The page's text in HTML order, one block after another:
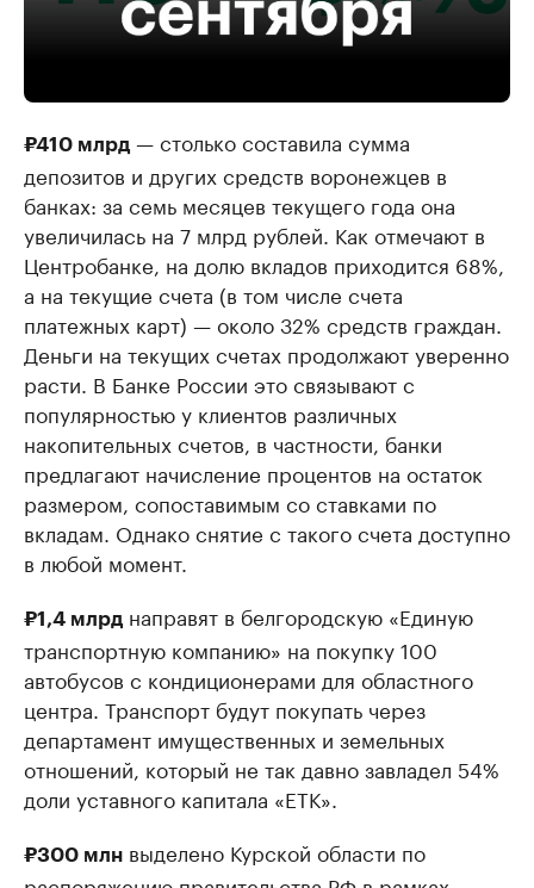
₽410 млрд — столько составила сумма
депозитов и других средств воронежцев в
банках: за семь месяцев текущего года она
увеличилась на 7 млрд рублей. Как отмечают в
Центробанке, на долю вкладов приходится 68%,
а на текущие счета (в том числе счета
платежных карт) — около 32% средств граждан.
Деньги на текущих счетах продолжают уверенно
расти. В Банке России это связывают с
популярностью у клиентов различных
накопительных счетов, в частности, банки
предлагают начисление процентов на остаток
размером, сопоставимым со ставками по
вкладам. Однако снятие с такого счета доступно
в любой момент.
₽1,4 млрд направят в белгородскую «Единую
транспортную компанию» на покупку 100
автобусов с кондиционерами для областного
центра. Транспорт будут покупать через
департамент имущественных и земельных
отношений, который не так давно завладел 54%
доли уставного капитала «ЕТК».
₽300 млн выделено Курской области по